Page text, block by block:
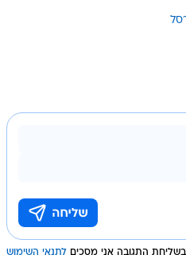
בשליחת התגובה אני מסכים לתנאי השימוש